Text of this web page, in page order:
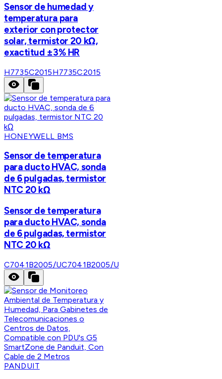
Sensor de humedad y
temperatura para
exterior con protector
solar, termistor 20 kΩ,
exactitud ±3% HR
H7735C2015H7735C2015
HONEYWELL BMS
Sensor de temperatura
para ducto HVAC, sonda
de 6 pulgadas, termistor
NTC 20 kΩ
Sensor de temperatura
para ducto HVAC, sonda
de 6 pulgadas, termistor
NTC 20 kΩ
C7041B2005/UC7041B2005/U
PANDUIT